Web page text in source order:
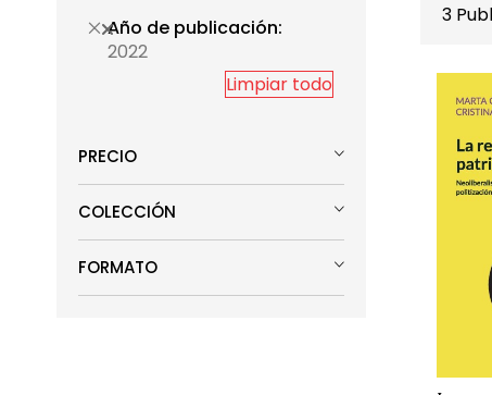
3
Año de publicación
2022
Limpiar todo
PRECIO
COLECCIÓN
FORMATO